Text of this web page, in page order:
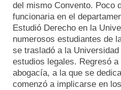
del mismo Convento. Poco
funcionaria en el
Estudió Derecho en la
numerosos estudiantes de
se trasladó a la
estudios legales. Regresó
abogacía, a la que se
comenzó a implicarse en